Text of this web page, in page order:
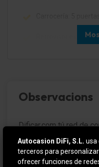
Retrovisor exterior
Asistente de luces
Pilotos traseros LED
Observacions
Dificar.com tú red de
3 AÑOS DE
CONDICIONES.
Autocasion DiFi, S.L. usa
terceros para
ofrecer funciones de